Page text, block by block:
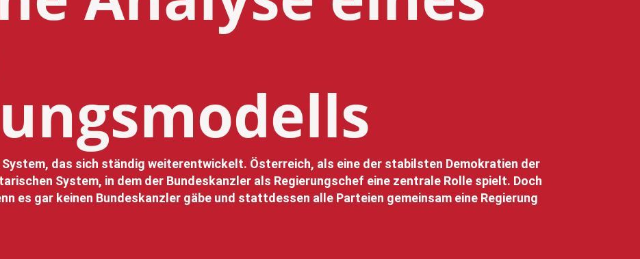
System, das sich ständig weiterentwickelt. Österreich, als eine der stabilsten Demokratien der
System, in dem der Bundeskanzler als Regierungschef eine zentrale Rolle spielt. Doch
es gar keinen Bundeskanzler gäbe und stattdessen alle Parteien gemeinsam eine Regierung